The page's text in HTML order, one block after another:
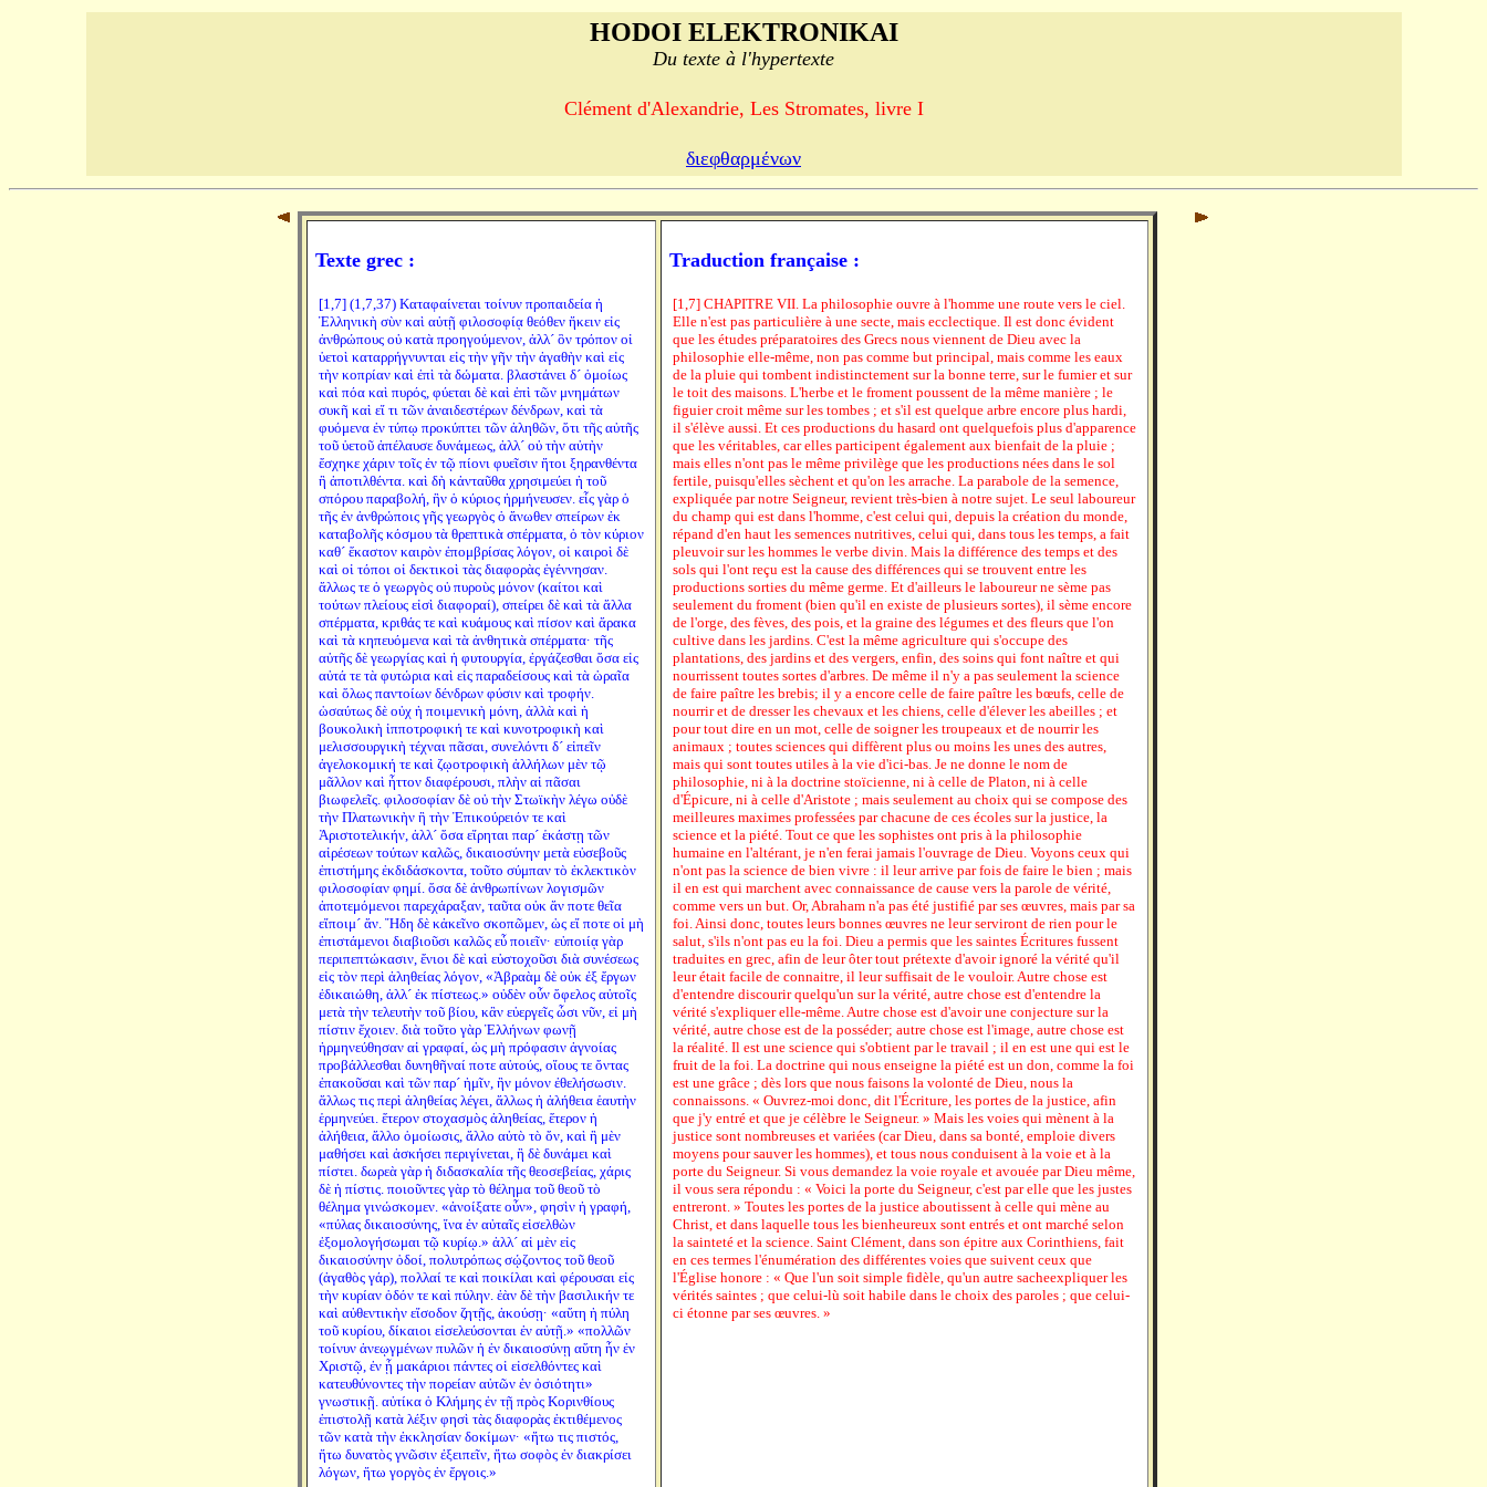
HODOI ELEKTRONIKAI
Du texte à l'hypertexte
Clément d'Alexandrie, Les Stromates, livre I
διεφθαρμένων
Texte grec :
[1,7] (1,7,37) Καταφαίνεται τοίνυν προπαιδεία ἡ
Ἑλληνικὴ σὺν καὶ αὐτῇ φιλοσοφίᾳ θεόθεν ἥκειν εἰς
ἀνθρώπους οὐ κατὰ προηγούμενον, ἀλλ´ ὃν τρόπον οἱ
ὑετοὶ καταρρήγνυνται εἰς τὴν γῆν τὴν ἀγαθὴν καὶ εἰς
τὴν κοπρίαν καὶ ἐπὶ τὰ δώματα. βλαστάνει δ´ ὁμοίως
καὶ πόα καὶ πυρός, φύεται δὲ καὶ ἐπὶ τῶν μνημάτων
συκῆ καὶ εἴ τι τῶν ἀναιδεστέρων δένδρων, καὶ τὰ
φυόμενα ἐν τύπῳ προκύπτει τῶν ἀληθῶν, ὅτι τῆς αὐτῆς
τοῦ ὑετοῦ ἀπέλαυσε δυνάμεως, ἀλλ´ οὐ τὴν αὐτὴν
ἔσχηκε χάριν τοῖς ἐν τῷ πίονι φυεῖσιν ἤτοι ξηρανθέντα
ἢ ἀποτιλθέντα. καὶ δὴ κἀνταῦθα χρησιμεύει ἡ τοῦ
σπόρου παραβολή, ἣν ὁ κύριος ἡρμήνευσεν. εἷς γὰρ ὁ
τῆς ἐν ἀνθρώποις γῆς γεωργὸς ὁ ἄνωθεν σπείρων ἐκ
καταβολῆς κόσμου τὰ θρεπτικὰ σπέρματα, ὁ τὸν κύριον
καθ´ ἕκαστον καιρὸν ἐπομβρίσας λόγον, οἱ καιροὶ δὲ
καὶ οἱ τόποι οἱ δεκτικοὶ τὰς διαφορὰς ἐγέννησαν.
ἄλλως τε ὁ γεωργὸς οὐ πυροὺς μόνον (καίτοι καὶ
τούτων πλείους εἰσὶ διαφοραί), σπείρει δὲ καὶ τὰ ἄλλα
σπέρματα, κριθάς τε καὶ κυάμους καὶ πίσον καὶ ἄρακα
καὶ τὰ κηπευόμενα καὶ τὰ ἀνθητικὰ σπέρματα· τῆς
αὐτῆς δὲ γεωργίας καὶ ἡ φυτουργία, ἐργάζεσθαι ὅσα εἰς
αὐτά τε τὰ φυτώρια καὶ εἰς παραδείσους καὶ τὰ ὡραῖα
καὶ ὅλως παντοίων δένδρων φύσιν καὶ τροφήν.
ὡσαύτως δὲ οὐχ ἡ ποιμενικὴ μόνη, ἀλλὰ καὶ ἡ
βουκολικὴ ἱπποτροφική τε καὶ κυνοτροφικὴ καὶ
μελισσουργικὴ τέχναι πᾶσαι, συνελόντι δ´ εἰπεῖν
ἀγελοκομική τε καὶ ζῳοτροφικὴ ἀλλήλων μὲν τῷ
μᾶλλον καὶ ἧττον διαφέρουσι, πλὴν αἱ πᾶσαι
βιωφελεῖς. φιλοσοφίαν δὲ οὐ τὴν Στωϊκὴν λέγω οὐδὲ
τὴν Πλατωνικὴν ἢ τὴν Ἐπικούρειόν τε καὶ
Ἀριστοτελικήν, ἀλλ´ ὅσα εἴρηται παρ´ ἑκάστῃ τῶν
αἱρέσεων τούτων καλῶς, δικαιοσύνην μετὰ εὐσεβοῦς
ἐπιστήμης ἐκδιδάσκοντα, τοῦτο σύμπαν τὸ ἐκλεκτικὸν
φιλοσοφίαν φημί. ὅσα δὲ ἀνθρωπίνων λογισμῶν
ἀποτεμόμενοι παρεχάραξαν, ταῦτα οὐκ ἄν ποτε θεῖα
εἴποιμ´ ἄν. Ἤδη δὲ κἀκεῖνο σκοπῶμεν, ὡς εἴ ποτε οἱ μὴ
ἐπιστάμενοι διαβιοῦσι καλῶς εὖ ποιεῖν· εὐποιίᾳ γὰρ
περιπεπτώκασιν, ἔνιοι δὲ καὶ εὐστοχοῦσι διὰ συνέσεως
εἰς τὸν περὶ ἀληθείας λόγον, «Ἀβραὰμ δὲ οὐκ ἐξ ἔργων
ἐδικαιώθη, ἀλλ´ ἐκ πίστεως.» οὐδὲν οὖν ὄφελος αὐτοῖς
μετὰ τὴν τελευτὴν τοῦ βίου, κἂν εὐεργεῖς ὦσι νῦν, εἰ μὴ
πίστιν ἔχοιεν. διὰ τοῦτο γὰρ Ἑλλήνων φωνῇ
ἡρμηνεύθησαν αἱ γραφαί, ὡς μὴ πρόφασιν ἀγνοίας
προβάλλεσθαι δυνηθῆναί ποτε αὐτούς, οἵους τε ὄντας
ἐπακοῦσαι καὶ τῶν παρ´ ἡμῖν, ἢν μόνον ἐθελήσωσιν.
ἄλλως τις περὶ ἀληθείας λέγει, ἄλλως ἡ ἀλήθεια ἑαυτὴν
ἑρμηνεύει. ἕτερον στοχασμὸς ἀληθείας, ἕτερον ἡ
ἀλήθεια, ἄλλο ὁμοίωσις, ἄλλο αὐτὸ τὸ ὄν, καὶ ἣ μὲν
μαθήσει καὶ ἀσκήσει περιγίνεται, ἣ δὲ δυνάμει καὶ
πίστει. δωρεὰ γὰρ ἡ διδασκαλία τῆς θεοσεβείας, χάρις
δὲ ἡ πίστις. ποιοῦντες γὰρ τὸ θέλημα τοῦ θεοῦ τὸ
θέλημα γινώσκομεν. «ἀνοίξατε οὖν», φησὶν ἡ γραφή,
«πύλας δικαιοσύνης, ἵνα ἐν αὐταῖς εἰσελθὼν
ἐξομολογήσωμαι τῷ κυρίῳ.» ἀλλ´ αἱ μὲν εἰς
δικαιοσύνην ὁδοί, πολυτρόπως σῴζοντος τοῦ θεοῦ
(ἀγαθὸς γάρ), πολλαί τε καὶ ποικίλαι καὶ φέρουσαι εἰς
τὴν κυρίαν ὁδόν τε καὶ πύλην. ἐὰν δὲ τὴν βασιλικήν τε
καὶ αὐθεντικὴν εἴσοδον ζητῇς, ἀκούσῃ· «αὕτη ἡ πύλη
τοῦ κυρίου, δίκαιοι εἰσελεύσονται ἐν αὐτῇ.» «πολλῶν
τοίνυν ἀνεῳγμένων πυλῶν ἡ ἐν δικαιοσύνῃ αὕτη ἦν ἐν
Χριστῷ, ἐν ᾗ μακάριοι πάντες οἱ εἰσελθόντες καὶ
κατευθύνοντες τὴν πορείαν αὐτῶν ἐν ὁσιότητι»
γνωστικῇ. αὐτίκα ὁ Κλήμης ἐν τῇ πρὸς Κορινθίους
ἐπιστολῇ κατὰ λέξιν φησὶ τὰς διαφορὰς ἐκτιθέμενος
τῶν κατὰ τὴν ἐκκλησίαν δοκίμων· «ἤτω τις πιστός,
ἤτω δυνατὸς γνῶσιν ἐξειπεῖν, ἤτω σοφὸς ἐν διακρίσει
λόγων, ἤτω γοργὸς ἐν ἔργοις.»
Traduction française :
[1,7] CHAPITRE VII. La philosophie ouvre à l'homme une route vers le ciel.
Elle n'est pas particulière à une secte, mais ecclectique. Il est donc évident
que les études préparatoires des Grecs nous viennent de Dieu avec la
philosophie elle-même, non pas comme but principal, mais comme les eaux
de la pluie qui tombent indistinctement sur la bonne terre, sur le fumier et sur
le toit des maisons. L'herbe et le froment poussent de la même manière ; le
figuier croit même sur les tombes ; et s'il est quelque arbre encore plus hardi,
il s'élève aussi. Et ces productions du hasard ont quelquefois plus d'apparence
que les véritables, car elles participent également aux bienfait de la pluie ;
mais elles n'ont pas le même privilège que les productions nées dans le sol
fertile, puisqu'elles sèchent et qu'on les arrache. La parabole de la semence,
expliquée par notre Seigneur, revient très-bien à notre sujet. Le seul laboureur
du champ qui est dans l'homme, c'est celui qui, depuis la création du monde,
répand d'en haut les semences nutritives, celui qui, dans tous les temps, a fait
pleuvoir sur les hommes le verbe divin. Mais la différence des temps et des
sols qui l'ont reçu est la cause des différences qui se trouvent entre les
productions sorties du même germe. Et d'ailleurs le laboureur ne sème pas
seulement du froment (bien qu'il en existe de plusieurs sortes), il sème encore
de l'orge, des fèves, des pois, et la graine des légumes et des fleurs que l'on
cultive dans les jardins. C'est la même agriculture qui s'occupe des
plantations, des jardins et des vergers, enfin, des soins qui font naître et qui
nourrissent toutes sortes d'arbres. De même il n'y a pas seulement la science
de faire paître les brebis; il y a encore celle de faire paître les bœufs, celle de
nourrir et de dresser les chevaux et les chiens, celle d'élever les abeilles ; et
pour tout dire en un mot, celle de soigner les troupeaux et de nourrir les
animaux ; toutes sciences qui diffèrent plus ou moins les unes des autres,
mais qui sont toutes utiles à la vie d'ici-bas. Je ne donne le nom de
philosophie, ni à la doctrine stoïcienne, ni à celle de Platon, ni à celle
d'Épicure, ni à celle d'Aristote ; mais seulement au choix qui se compose des
meilleures maximes professées par chacune de ces écoles sur la justice, la
science et la piété. Tout ce que les sophistes ont pris à la philosophie
humaine en l'altérant, je n'en ferai jamais l'ouvrage de Dieu. Voyons ceux qui
n'ont pas la science de bien vivre : il leur arrive par fois de faire le bien ; mais
il en est qui marchent avec connaissance de cause vers la parole de vérité,
comme vers un but. Or, Abraham n'a pas été justifié par ses œuvres, mais par sa
foi. Ainsi donc, toutes leurs bonnes œuvres ne leur serviront de rien pour le
salut, s'ils n'ont pas eu la foi. Dieu a permis que les saintes Écritures fussent
traduites en grec, afin de leur ôter tout prétexte d'avoir ignoré la vérité qu'il
leur était facile de connaitre, il leur suffisait de le vouloir. Autre chose est
d'entendre discourir quelqu'un sur la vérité, autre chose est d'entendre la
vérité s'expliquer elle-même. Autre chose est d'avoir une conjecture sur la
vérité, autre chose est de la posséder; autre chose est l'image, autre chose est
la réalité. Il est une science qui s'obtient par le travail ; il en est une qui est le
fruit de la foi. La doctrine qui nous enseigne la piété est un don, comme la foi
est une grâce ; dès lors que nous faisons la volonté de Dieu, nous la
connaissons. « Ouvrez-moi donc, dit l'Écriture, les portes de la justice, afin
que j'y entré et que je célèbre le Seigneur. » Mais les voies qui mènent à la
justice sont nombreuses et variées (car Dieu, dans sa bonté, emploie divers
moyens pour sauver les hommes), et tous nous conduisent à la voie et à la
porte du Seigneur. Si vous demandez la voie royale et avouée par Dieu même,
il vous sera répondu : « Voici la porte du Seigneur, c'est par elle que les justes
entreront. » Toutes les portes de la justice aboutissent à celle qui mène au
Christ, et dans laquelle tous les bienheureux sont entrés et ont marché selon
la sainteté et la science. Saint Clément, dans son épitre aux Corinthiens, fait
en ces termes l'énumération des différentes voies que suivent ceux que
l'Église honore : « Que l'un soit simple fidèle, qu'un autre sacheexpliquer les
vérités saintes ; que celui-lù soit habile dans le choix des paroles ; que celui-
ci étonne par ses œuvres. »